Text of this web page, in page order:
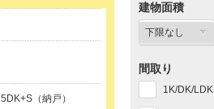
5DK+S（納戸）
建物面積
間取り
1K/DK/LDK